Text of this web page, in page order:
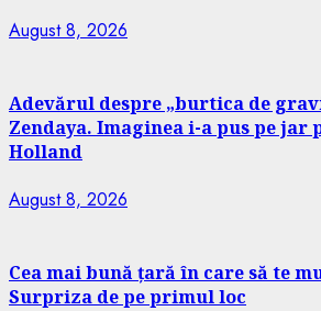
August 8, 2026
Adevărul despre „burtica de
Zendaya. Imaginea i-a pus pe jar
Holland
August 8, 2026
Cea mai bună țară în care să te
Surpriza de pe primul loc